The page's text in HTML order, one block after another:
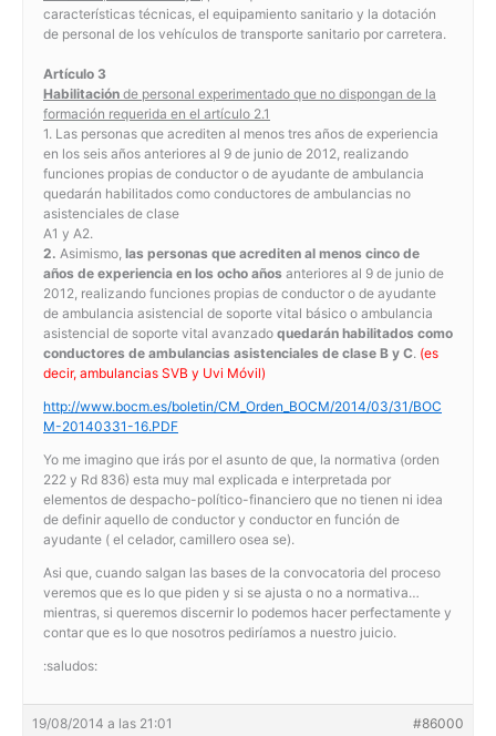
características técnicas, el equipamiento sanitario y la dotación
de personal de los vehículos de transporte sanitario por carretera.
Artículo 3
Habilitación de personal experimentado que no dispongan de la
formación requerida en el artículo 2.1
1. Las personas que acrediten al menos tres años de experiencia
en los seis años anteriores al 9 de junio de 2012, realizando
funciones propias de conductor o de ayudante de ambulancia
quedarán habilitados como conductores de ambulancias no
asistenciales de clase
A1 y A2.
2. Asimismo, las personas que acrediten al menos cinco de
años de experiencia en los ocho años anteriores al 9 de junio de
2012, realizando funciones propias de conductor o de ayudante
de ambulancia asistencial de soporte vital básico o ambulancia
asistencial de soporte vital avanzado quedarán habilitados como
conductores de ambulancias asistenciales de clase B y C. (es
decir, ambulancias SVB y Uvi Móvil)
http://www.bocm.es/boletin/CM_Orden_BOCM/2014/03/31/BOC
M-20140331-16.PDF
Yo me imagino que irás por el asunto de que, la normativa (orden
222 y Rd 836) esta muy mal explicada e interpretada por
elementos de despacho-político-financiero que no tienen ni idea
de definir aquello de conductor y conductor en función de
ayudante ( el celador, camillero osea se).
Asi que, cuando salgan las bases de la convocatoria del proceso
veremos que es lo que piden y si se ajusta o no a normativa…
mientras, si queremos discernir lo podemos hacer perfectamente y
contar que es lo que nosotros pediríamos a nuestro juicio.
:saludos:
19/08/2014 a las 21:01 #86000